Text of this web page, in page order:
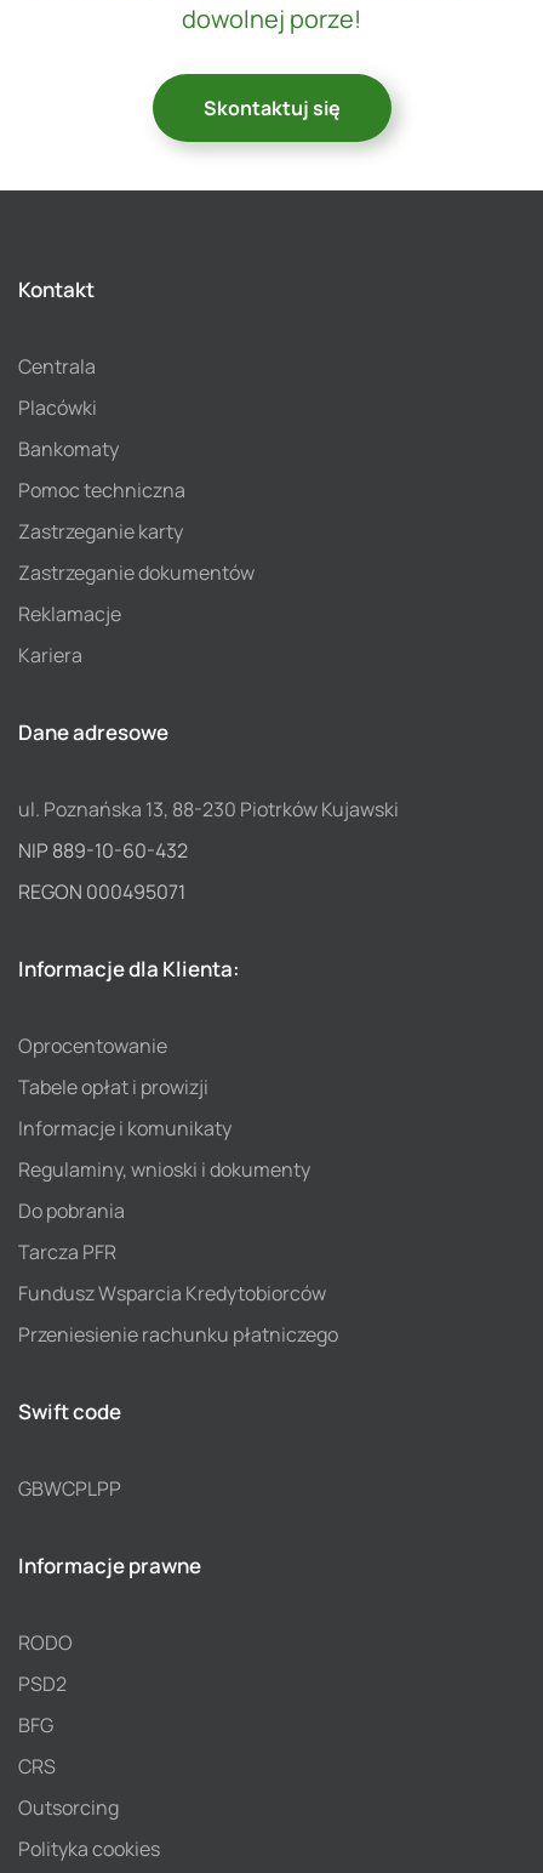
dowolnej porze!
Skontaktuj się
Kontakt
Centrala
Placówki
Bankomaty
Pomoc techniczna
Zastrzeganie karty
Zastrzeganie dokumentów
Reklamacje
Kariera
Dane adresowe
ul. Poznańska 13, 88-230 Piotrków Kujawski
NIP 889-10-60-432
REGON 000495071
Informacje dla Klienta:
Oprocentowanie
Tabele opłat i prowizji
Informacje i komunikaty
Regulaminy, wnioski i dokumenty
Do pobrania
Tarcza PFR
Fundusz Wsparcia Kredytobiorców
Przeniesienie rachunku płatniczego
Swift code
GBWCPLPP
Informacje prawne
RODO
PSD2
BFG
CRS
Outsorcing
Polityka cookies